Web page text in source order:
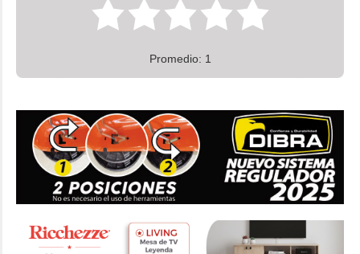
Promedio: 1